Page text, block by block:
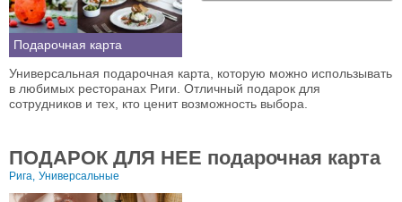
Подарочная карта
Универсальная подарочная карта, которую можно использывать
в любимых ресторанах Риги. Отличный подарок для
сотрудников и тех, кто ценит возможность выбора.
ПОДАРОК ДЛЯ НЕЕ подарочная карта
Рига, Универсальные